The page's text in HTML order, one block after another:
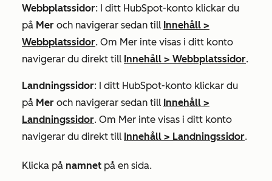
Webbplatssidor: I ditt HubSpot-konto klickar du
på Mer och navigerar sedan till Innehåll >
Webbplatssidor. Om Mer inte visas i ditt konto
navigerar du direkt till Innehåll > Webbplatssidor.
Landningssidor: I ditt HubSpot-konto klickar du
på Mer och navigerar sedan till Innehåll >
Landningssidor. Om Mer inte visas i ditt konto
navigerar du direkt till Innehåll > Landningssidor.
Klicka på namnet på en sida.